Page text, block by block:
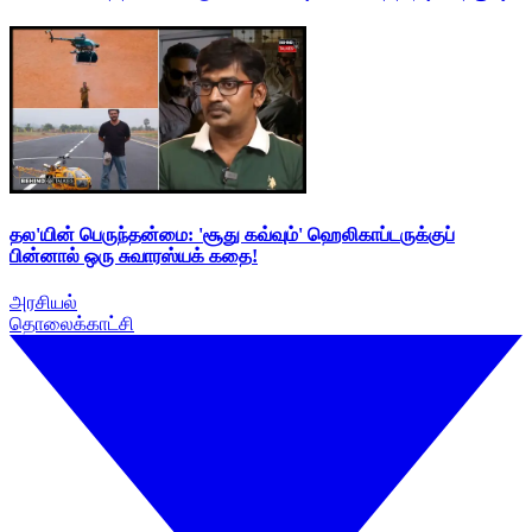
தல'யின் பெருந்தன்மை: 'சூது கவ்வும்' ஹெலிகாப்டருக்குப்
பின்னால் ஒரு சுவாரஸ்யக் கதை!
அரசியல்
தொலைக்காட்சி